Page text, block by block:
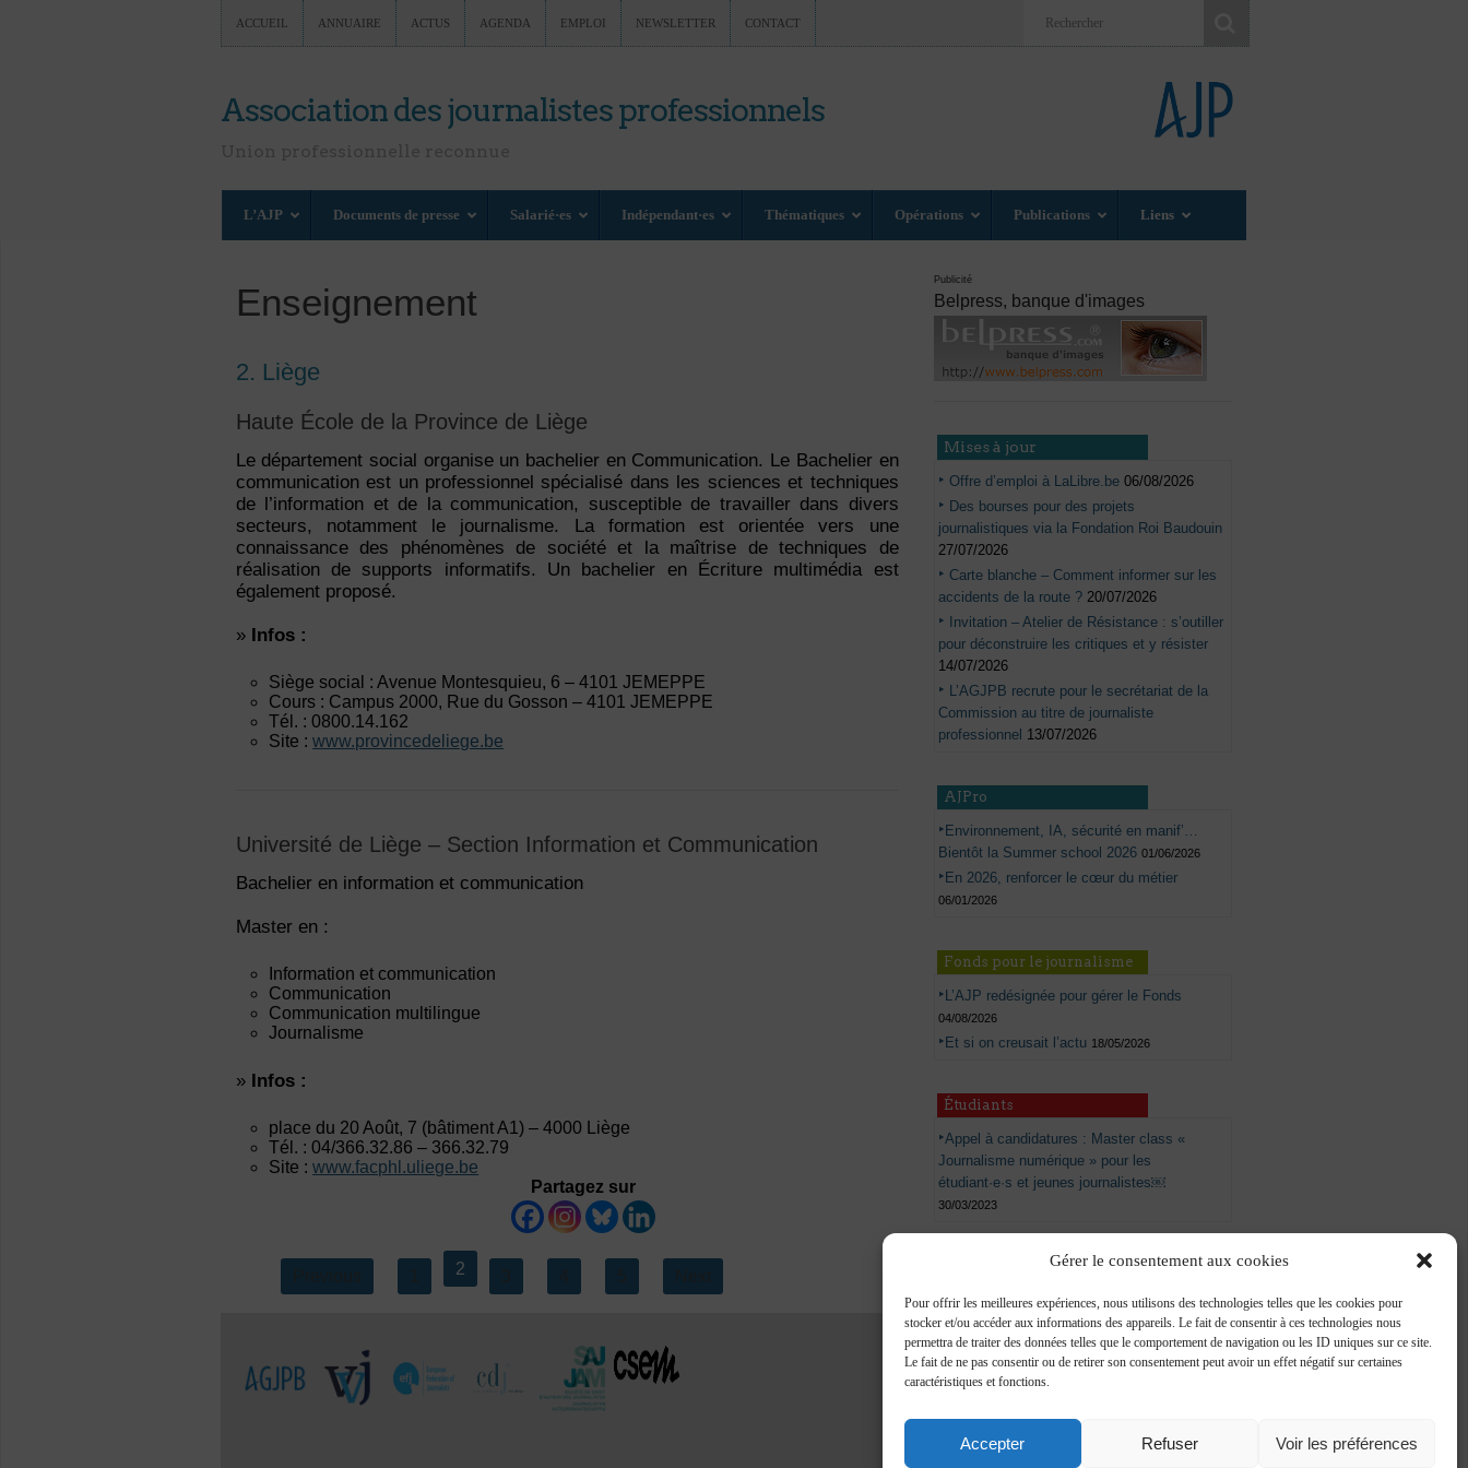
Gérer le consentement aux cookies
Pour offrir les meilleures expériences, nous utilisons des technologies telles que les cookies pour
stocker et/ou accéder aux informations des appareils. Le fait de consentir à ces technologies nous
permettra de traiter des données telles que le comportement de navigation ou les ID uniques sur ce site.
Le fait de ne pas consentir ou de retirer son consentement peut avoir un effet négatif sur certaines
caractéristiques et fonctions.
Accepter Refuser Voir les préférences
ACCUEIL ANNUAIRE ACTUS AGENDA EMPLOI NEWSLETTER CONTACT
Association des journalistes professionnels
L’AJP Documents de presse Salarié·es Indépendant·es Thématiques Opérations Publications Liens
Enseignement
2. Liège
Haute École de la Province de Liège
Le département social organise un bachelier en Communication. Le Bachelier en
communication est un professionnel spécialisé dans les sciences et techniques
de l’information et de la communication, susceptible de travailler dans divers
secteurs, notamment le journalisme. La formation est orientée vers une
connaissance des phénomènes de société et la maîtrise de techniques de
réalisation de supports informatifs. Un bachelier en Écriture multimédia est
également proposé.
» Infos :
Siège social : Avenue Montesquieu, 6 – 4101 JEMEPPE
Cours : Campus 2000, Rue du Gosson – 4101 JEMEPPE
Tél. : 0800.14.162
Site :www.provincedeliege.be
Université de Liège – Section Information et Communication
Bachelier en information et communication
Master en :
Information et communication
Communication
Communication multilingue
Journalisme
» Infos :
place du 20 Août, 7 (bâtiment A1) – 4000 Liège
Tél. : 04/366.32.86 – 366.32.79
Site :www.facphl.uliege.be
Partagez sur
2
Publicité
Belpress, banque d'images
Mises à jour
Offre d’emploi à LaLibre.be 06/08/2026
Des bourses pour des projets
journalistiques via la Fondation Roi Baudouin
27/07/2026
Carte blanche – Comment informer sur les
accidents de la route ? 20/07/2026
Invitation – Atelier de Résistance : s’outiller
pour déconstruire les critiques et y résister
14/07/2026
L’AGJPB recrute pour le secrétariat de la
Commission au titre de journaliste
professionnel 13/07/2026
AJPro
Environnement, IA, sécurité en manif’…
Bientôt la Summer school 2026 01/06/2026
En 2026, renforcer le cœur du métier
06/01/2026
Fonds pour le journalisme
L’AJP redésignée pour gérer le Fonds
04/08/2026
Et si on creusait l’actu 18/05/2026
Étudiants
Appel à candidatures : Master class «
Journalisme numérique » pour les
étudiant·e·s et jeunes journalistes￼
30/03/2023